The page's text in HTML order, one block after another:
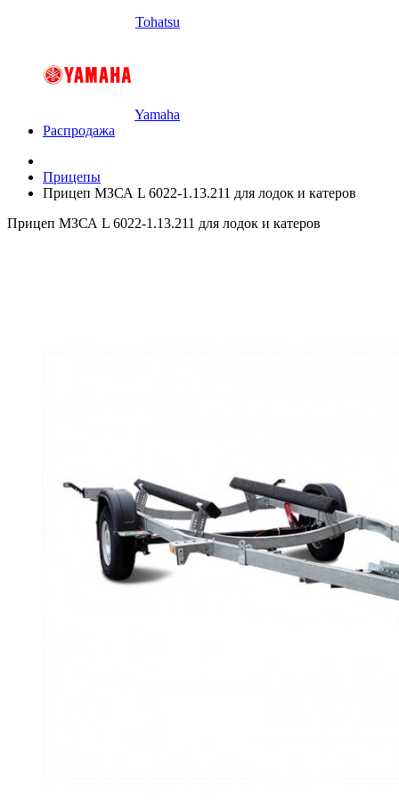
Tohatsu
Yamaha
Распродажа
Прицепы
Прицеп МЗСА L 6022-1.13.211 для лодок и катеров
Прицеп МЗСА L 6022-1.13.211 для лодок и катеров